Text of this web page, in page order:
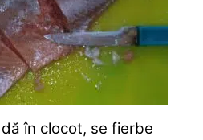
în clocot, se fierbe